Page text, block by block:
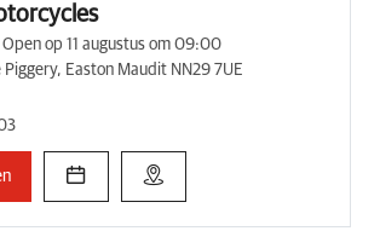
Open op 11 augustus om 09:00
Piggery, Easton Maudit NN29 7UE